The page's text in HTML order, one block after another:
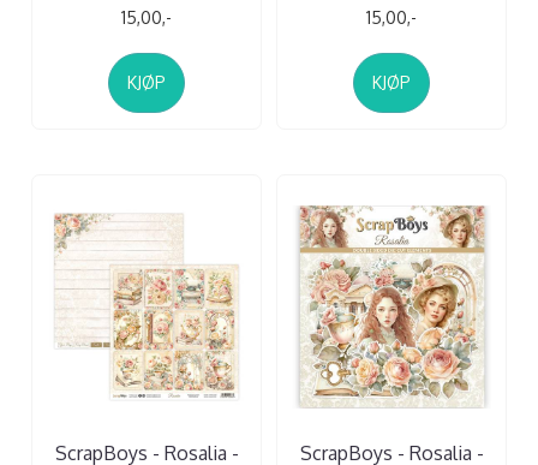
15,00,-
KJØP
15,00,-
KJØP
ScrapBoys - Rosalia -
ScrapBoys - Rosalia -